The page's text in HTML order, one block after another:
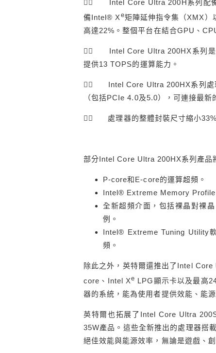
． Intel Core Ultra 200H系列配
備Intel® Xe矩陣延伸指令集（XMX）
高達22%。整個平台在結合GPU、
． Intel Core Ultra 200HX系列是
提供13 TOPS的運算能力。
． Intel Core Ultra 200HX系列處
（包括PCIe 4.0及5.0），可連接最新
． 處理器的整體封裝尺寸縮小33%
部分Intel Core Ultra 200HX系列產品
P-core和E-core的運算超頻。
Intel® Extreme Memory
全新超頻介面，包括裸晶對裸
例。
Intel® Extreme Tuning Utility
頻。
除此之外，英特爾還推出了Intel
core、Intel Xe LPG顯示卡以及最高
器的系統，能為使用者提供效能、能
英特爾也拓展了Intel Core Ultra
35W產品。這些全新推出的處理器搭
絕佳效能與能源效率，無論是遊戲、